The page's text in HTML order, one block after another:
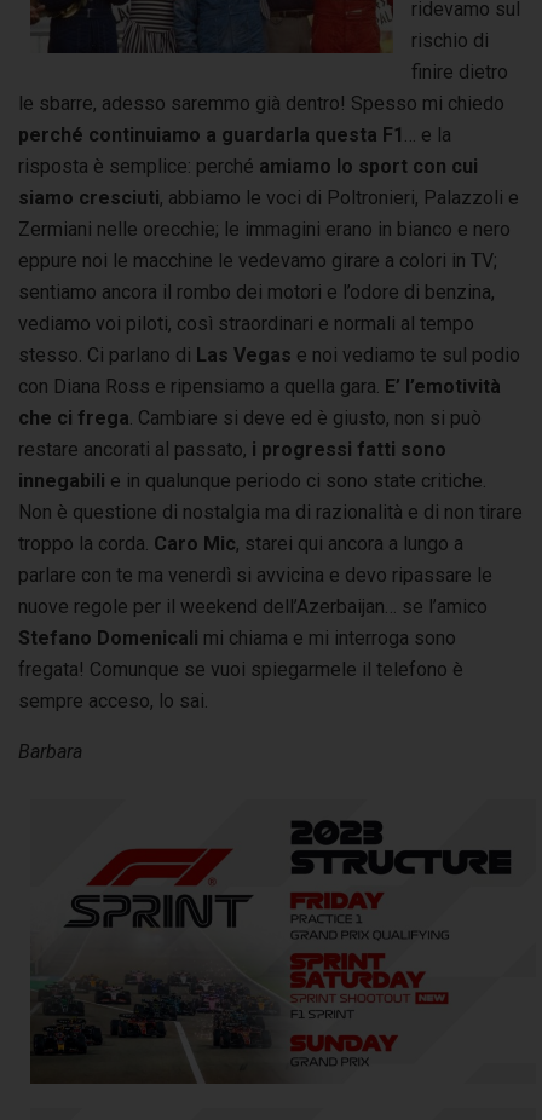
ridevamo sul
rischio di
finire dietro
le sbarre, adesso saremmo già dentro! Spesso mi chiedo
perché continuiamo a guardarla questa F1
… e la
risposta è semplice: perché amiamo lo sport con cui
siamo cresciuti, abbiamo le voci di Poltronieri, Palazzoli e
Zermiani nelle orecchie; le immagini erano in bianco e nero
eppure noi le macchine le vedevamo girare a colori in TV;
sentiamo ancora il rombo dei motori e l’odore di benzina,
vediamo voi piloti, così straordinari e normali al tempo
stesso. Ci parlano di Las Vegas e noi vediamo te sul podio
con Diana Ross e ripensiamo a quella gara. E’ l’emotività
che ci frega . Cambiare si deve ed è giusto, non si può
restare ancorati al passato, i progressi fatti sono
innegabili e in qualunque periodo ci sono state critiche.
Non è questione di nostalgia ma di razionalità e di non tirare
troppo la corda. Caro Mic, starei qui ancora a lungo a
parlare con te ma venerdì si avvicina e devo ripassare le
nuove regole per il weekend dell’Azerbaijan… se l’amico
Stefano Domenicali mi chiama e mi interroga sono
fregata! Comunque se vuoi spiegarmele il telefono è
sempre acceso, lo sai.
Barbara